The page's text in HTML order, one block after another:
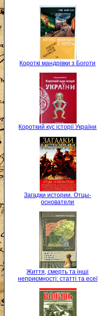
Короткі мандрівки з Боготи
Короткий кус історії України
Загадки истории. Отцы-
основатели
Життя, смерть та інші
неприємності: статті та есеї